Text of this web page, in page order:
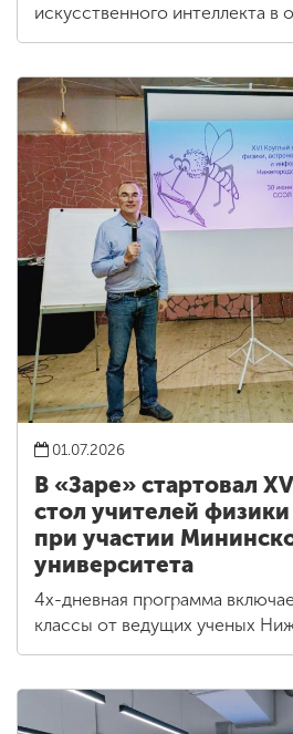
искусственного интеллекта в
01.07.2026
В «Заре» стартовал
стол учителей
при участии
университета
4х-дневная программа
классы от ведущих ученых